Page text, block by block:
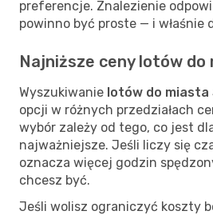
preferencje. Znalezienie
powinno być proste — i właśnie
Najniższe ceny lotów do
Wyszukiwanie lotów do miasta
opcji w różnych przedziałach
wybór zależy od tego, co jest
najważniejsze. Jeśli liczy się
oznacza więcej godzin
chcesz być.
Jeśli wolisz ograniczyć koszty